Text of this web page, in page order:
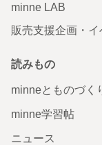
minne LAB
販売支援企画・イ
読みもの
minneとものづく
minne学習帖
ニュース